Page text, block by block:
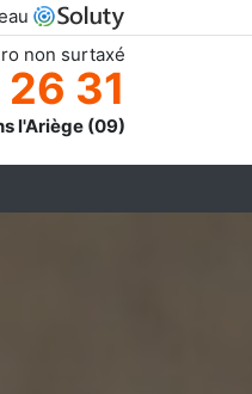
non surtaxé
31
l'Ariège (09)